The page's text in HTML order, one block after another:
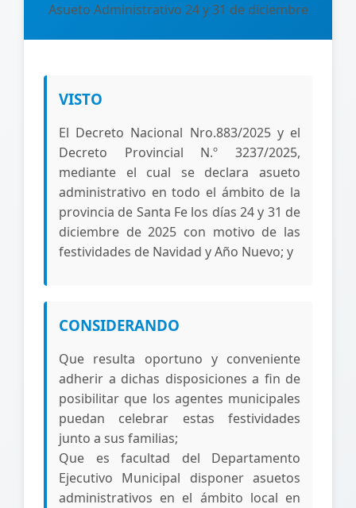
Asueto Administrativo 24 y 31 de diciembre
VISTO
El Decreto Nacional Nro.883/2025 y el
Decreto Provincial N.º 3237/2025,
mediante el cual se declara asueto
administrativo en todo el ámbito de la
provincia de Santa Fe los días 24 y 31 de
diciembre de 2025 con motivo de las
festividades de Navidad y Año Nuevo; y
CONSIDERANDO
Que resulta oportuno y conveniente
adherir a dichas disposiciones a fin de
posibilitar que los agentes municipales
puedan celebrar estas festividades
junto a sus familias;
Que es facultad del Departamento
Ejecutivo Municipal disponer asuetos
administrativos en el ámbito local en